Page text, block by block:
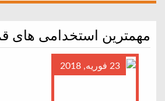
مهمترین استخدامی های قم –
23 فوریه, 2018